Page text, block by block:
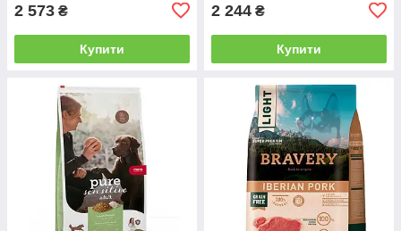
2 573 ₴
Купити
2 244 ₴
Купити